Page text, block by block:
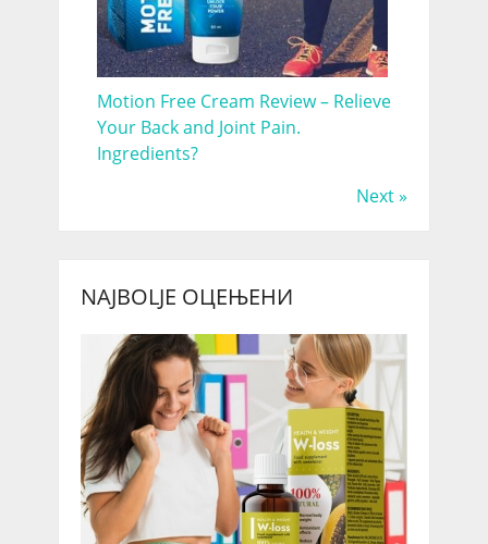
Motion Free Cream Review – Relieve
Your Back and Joint Pain.
Ingredients?
Next »
NAJBOLJE ОЦЕЊЕНИ